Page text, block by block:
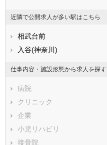
福岡県
佐賀県
熊本県
鹿児島県
横浜市港南区
横浜市緑区
横浜市栄区
川崎市川崎区
川崎市中原区
川崎市多摩区
川崎市麻生区
近隣で公開求人が多い駅はこちら
相武台前
入谷(神奈川)
仕事内容・施設形態から求人を探す
病院
クリニック
企業
小児リハビリ
接骨院